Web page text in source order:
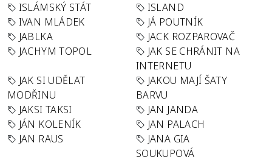
ISLÁMSKÝ STÁT
ISLAND
IVAN MLÁDEK
JÁ POUTNÍK
JABLKA
JACK ROZPAROVAČ
JACHYM TOPOL
JAK SE CHRÁNIT NA
INTERNETU
JAK SI UDĚLAT
MODŘINU
JAKOU MAJÍ ŠATY
BARVU
JAKSI TAKSI
JAN JANDA
JÁN KOLENÍK
JAN PALACH
JAN RAUS
JANA GIA
SOUKUPOVÁ